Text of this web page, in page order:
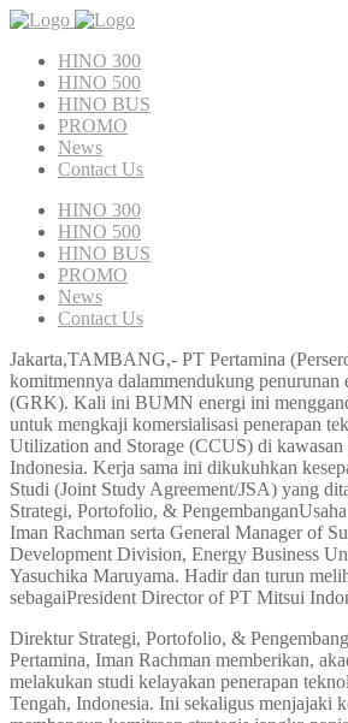
HINO 300
HINO 500
HINO BUS
PROMO
News
Contact Us
HINO 300
HINO 500
HINO BUS
PROMO
News
Contact Us
Jakarta,TAMBANG,- PT Pertamina
komitmennya dalammendukung penurunan
(GRK). Kali ini BUMN energi ini
untuk mengkaji komersialisasi penerapan
Utilization and Storage (CCUS) di kawasan
Indonesia. Kerja sama ini dikukuhkan
Studi (Joint Study Agreement/JSA) yang
Strategi, Portofolio, &
Iman Rachman serta General Manager of
Development Division, Energy Business
Yasuchika Maruyama. Hadir dan turun
sebagaiPresident Director of PT Mitsui
Direktur Strategi, Portofolio, &
Pertamina, Iman Rachman memberikan,
melakukan studi kelayakan penerapan
Tengah, Indonesia. Ini sekaligus menjajaki